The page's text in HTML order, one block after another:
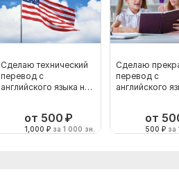
Сделаю технический
перевод с
английского языка на
от 500 ₽
1,000 ₽ за 1 000 зн.
Сделаю
перевод с
английского
от
500 ₽ за